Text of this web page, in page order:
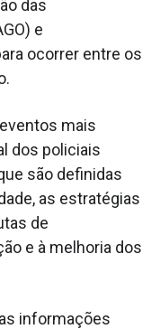
das
e
ocorrer entre os
mais
dos policiais
são definidas
as estratégias
de
e à melhoria dos
informações